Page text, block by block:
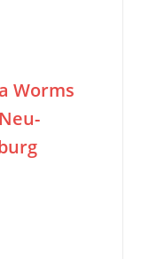
Worms